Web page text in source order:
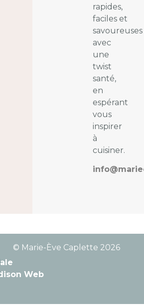
rapides,
faciles et
savoureuses
avec
une
twist
santé,
en
espérant
vous
inspirer
à
cuisiner.
© Marie-Ève Caplette 2026
Web